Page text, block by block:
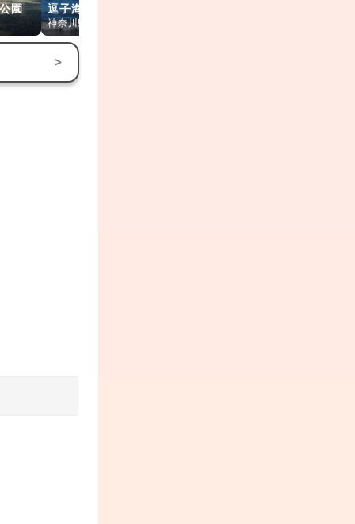
園 逗子海岸
神奈川県逗子市
>